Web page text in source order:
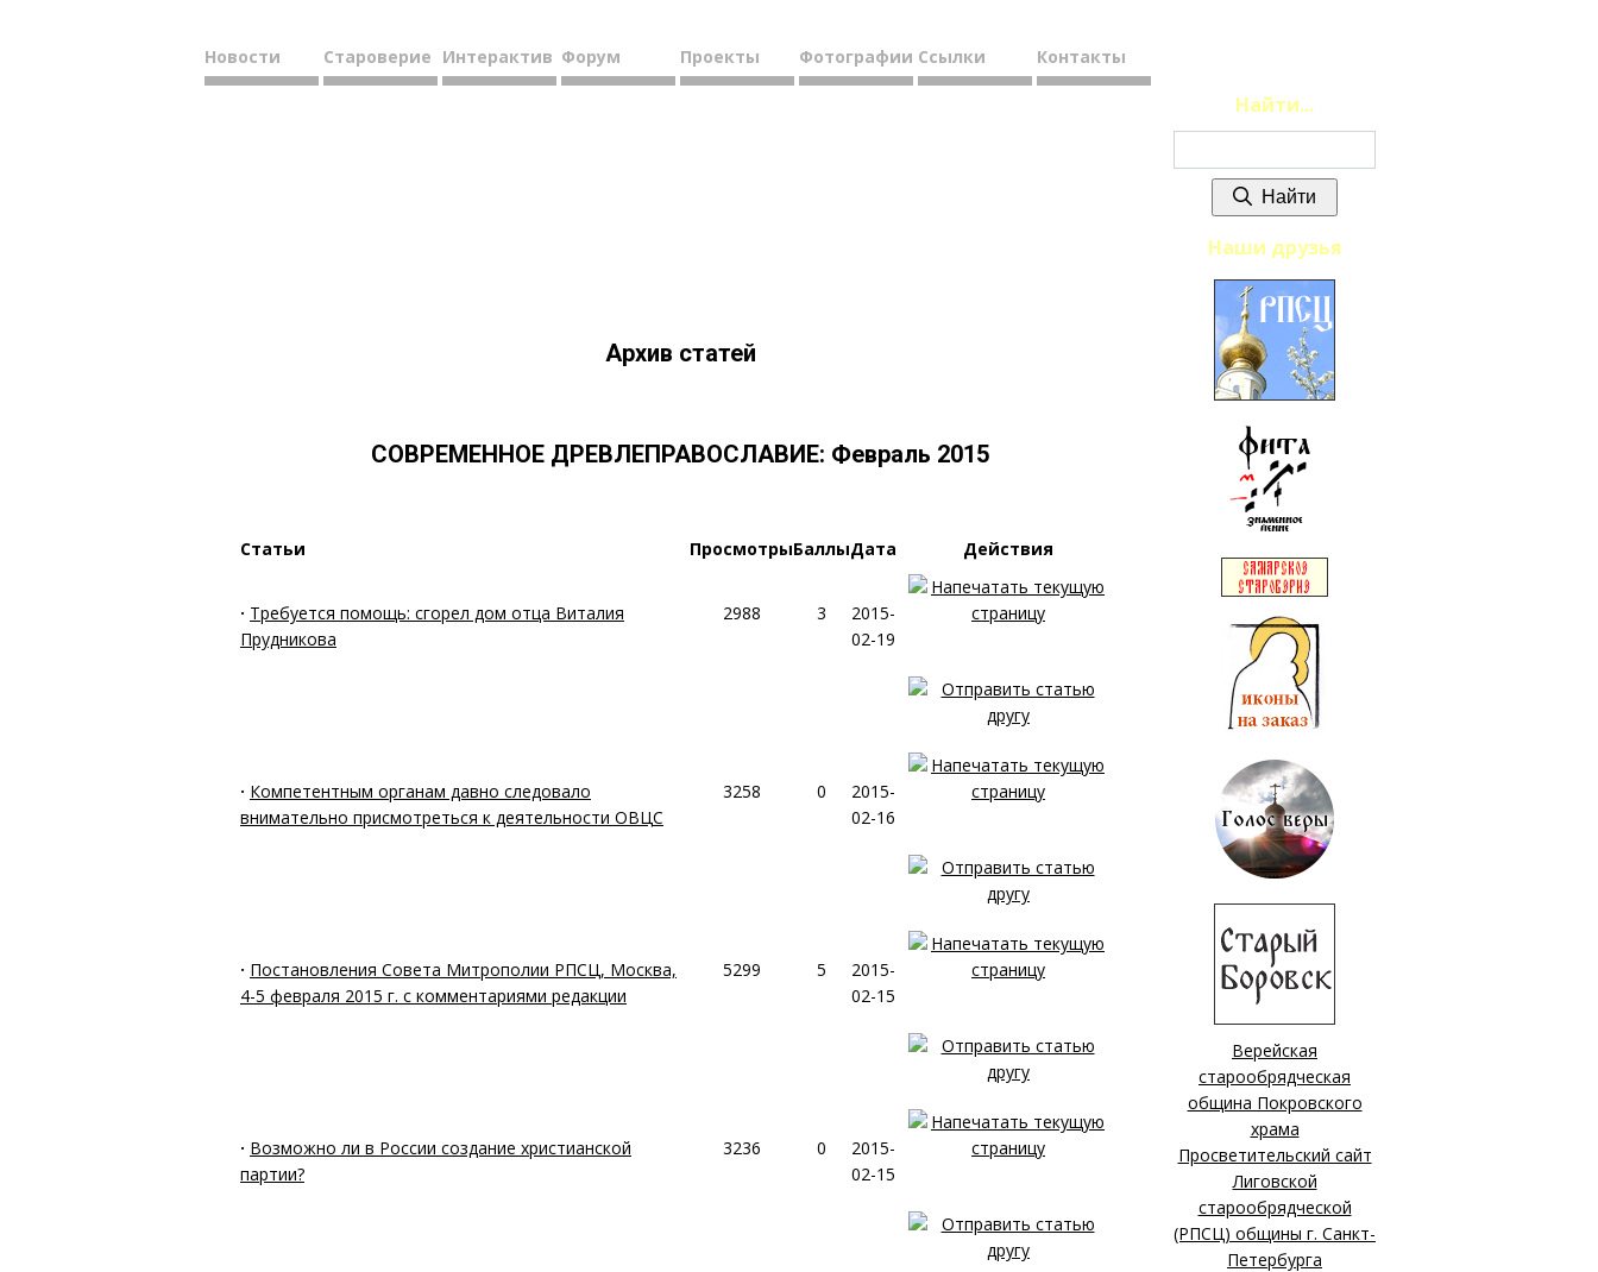
Новости Староверие Интерактив Форум Проекты Фотографии Ссылки Контакты
Архив статей
СОВРЕМЕННОЕ ДРЕВЛЕПРАВОСЛАВИЕ: Февраль 2015
Статьи ПросмотрыБаллыДата Действия
· Требуется помощь: сгорел дом отца Виталия
Прудникова
2988 3
2015-
02-19
· Компетентным органам давно следовало
внимательно присмотреться к деятельности ОВЦС
3258 0
2015-
02-16
· Постановления Совета Митрополии РПСЦ, Москва,
4-5 февраля 2015 г. с комментариями редакции
5299 5
2015-
02-15
· Возможно ли в России создание христианской
партии?
3236 0
2015-
02-15
Найти...
Найти
Наши друзья
Верейская
старообрядческая
община Покровского
храма
Просветительский сайт
Лиговской
старообрядческой
(РПСЦ) общины г. Санкт-
Петербурга